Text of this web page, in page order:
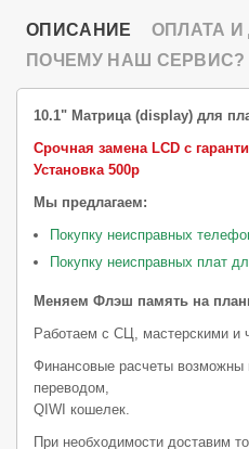
ОПИСАНИЕ
ОПЛАТА И
ПОЧЕМУ НАШ СЕРВИС?
10.1" Матрица (display) для
Срочная замена LCD с
Установка 500р
Мы предлагаем:
Покупку неисправных
Покупку неисправных плат
Меняем Флэш память на
Работаем с СЦ, мастерскими и
Финансовые расчеты возможны
переводом,
QIWI кошелек.
При необходимости доставим